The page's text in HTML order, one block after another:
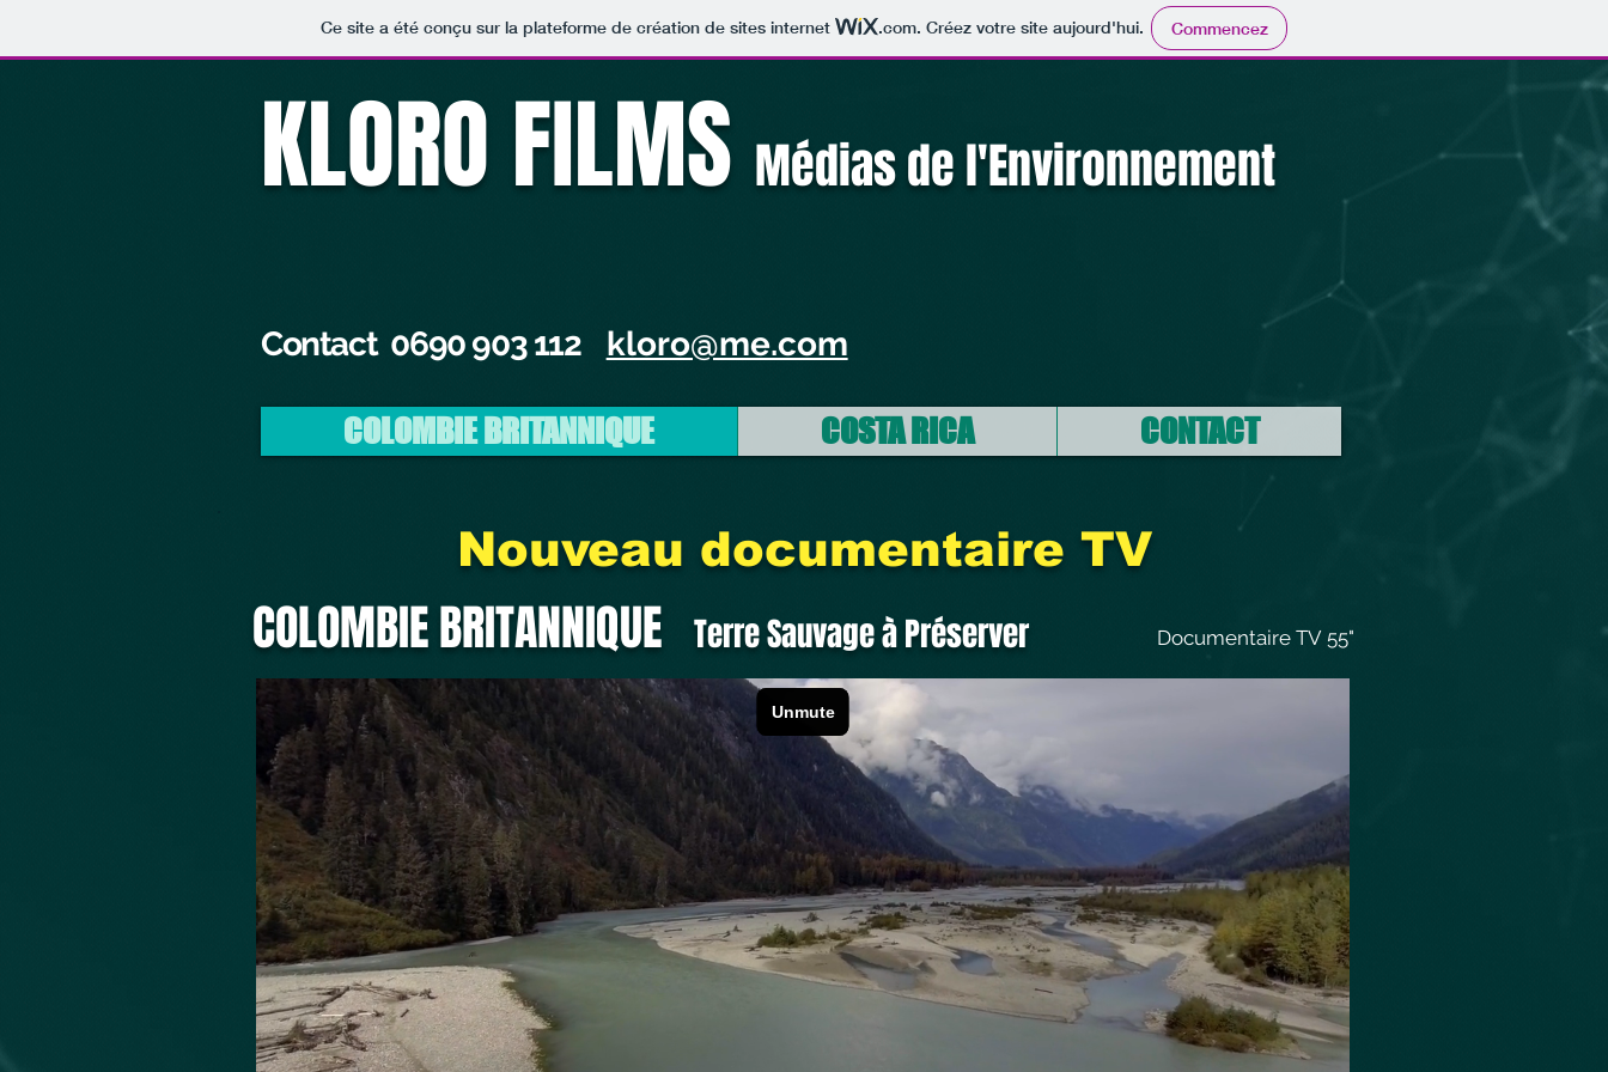
Ce site a été conçu sur la plateforme de création de sites internet .com. Créez votre site aujourd'hui. Commencez
COLOMBIE BRITANNIQUE COSTA RICA CONTACT
KLORO FILMS Médias de l'Environnement
Contact 0690 903 112 kloro@me.com
COLOMBIE BRITANNIQUE Terre Sauvage à Préserver
Nouveau documentaire TV
Documentaire TV 55"